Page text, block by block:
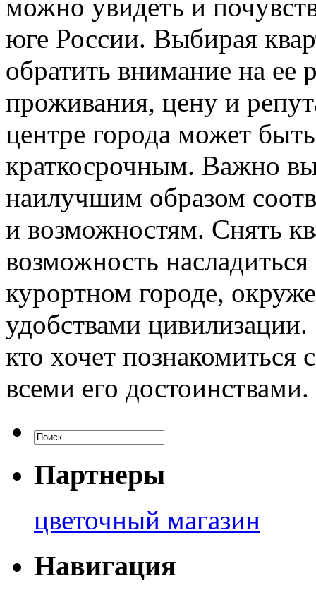
можно увидеть и
юге России. Выбирая
обратить внимание на ее
проживания, цену и
центре города может
краткосрочным. Важно
наилучшим образом
и возможностям. Снять
возможность
курортном городе,
удобствами
кто хочет познакомиться
всеми его достоинствами.
Партнеры
цветочный магазин
Навигация